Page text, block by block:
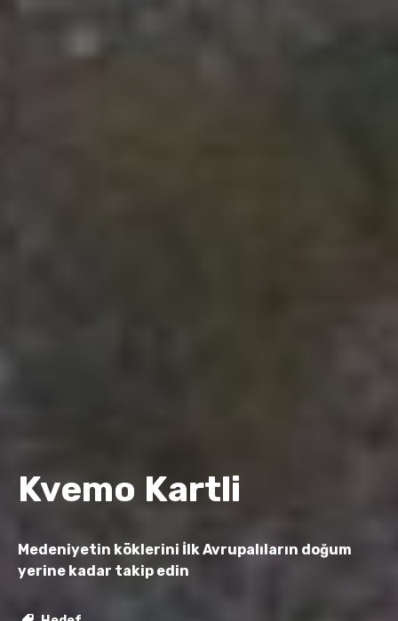
Kvemo Kartli
Medeniyetin köklerini İlk Avrupalıların doğum
yerine kadar takip edin